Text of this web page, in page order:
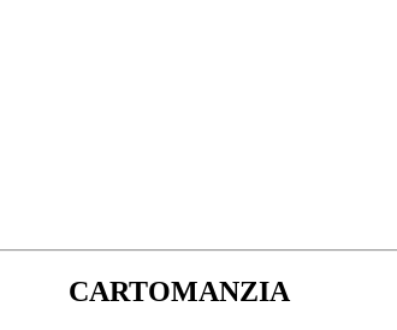
CARTOMANZIA